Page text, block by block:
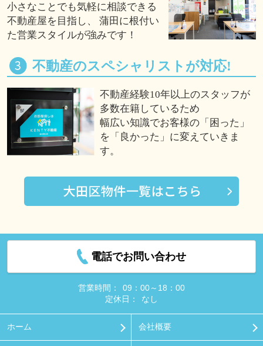
小さなことでも気軽に相談できる
不動産屋を目指し、 蒲田に根付い
た営業スタイルが強みです！
不動産のスペシャリストが対応!
不動産経験10年以上のスタッフが
多数在籍しているため
幅広い知識でお客様の「困った」
を「良かった」に変えていきま
す。
電話でお問い合わせ
営業時間：
09：00～18：00
定休日：
なし
ホーム 会社概要